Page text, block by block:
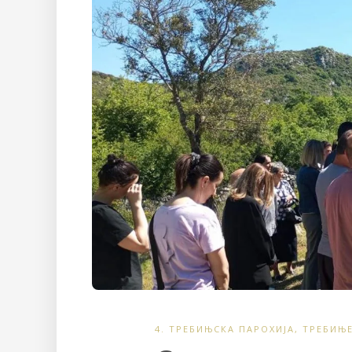
4. ТРЕБИЊСКА ПАРОХИЈА,